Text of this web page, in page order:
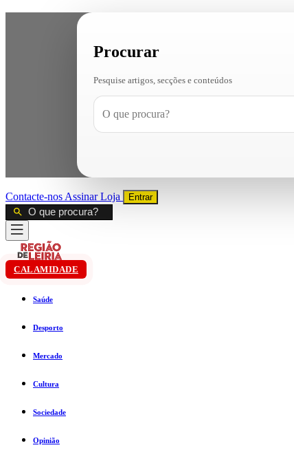
Procurar
Pesquise artigos, secções e conteúdos
Contacte-nos AssinarLoja Entrar
CALAMIDADE
Saúde
Desporto
Mercado
Cultura
Sociedade
Opinião